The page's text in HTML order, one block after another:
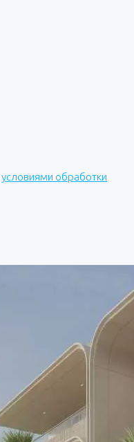
условиями обработки